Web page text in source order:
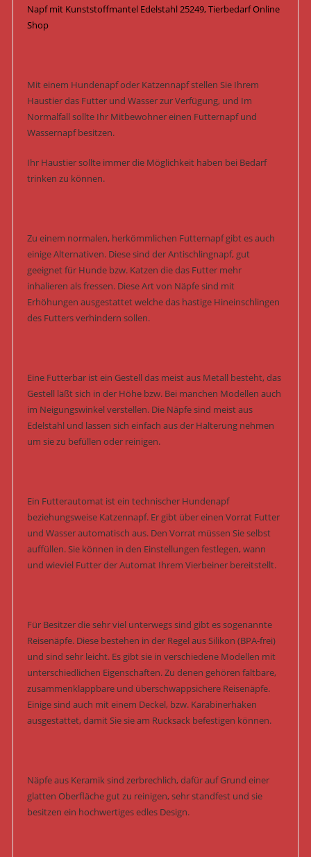
Napf mit Kunststoffmantel Edelstahl25249, Tierbedarf Online
Shop
Mit einem Hundenapf oder Katzennapf stellen Sie Ihrem
Haustier das Futter und Wasser zur Verfügung, und Im
Normalfall sollte Ihr Mitbewohner einen Futternapf und
Wassernapf besitzen.
Ihr Haustier sollte immer die Möglichkeit haben bei Bedarf
trinken zu können.
Zu einem normalen, herkömmlichen Futternapf gibt es auch
einige Alternativen. Diese sind der Antischlingnapf, gut
geeignet für Hunde bzw. Katzen die das Futter mehr
inhalieren als fressen. Diese Art von Näpfe sind mit
Erhöhungen ausgestattet welche das hastige Hineinschlingen
des Futters verhindern sollen.
Eine Futterbar ist ein Gestell das meist aus Metall besteht, das
Gestell läßt sich in der Höhe bzw. Bei manchen Modellen auch
im Neigungswinkel verstellen. Die Näpfe sind meist aus
Edelstahl und lassen sich einfach aus der Halterung nehmen
um sie zu befüllen oder reinigen.
Ein Futterautomat ist ein technischer Hundenapf
beziehungsweise Katzennapf. Er gibt über einen Vorrat Futter
und Wasser automatisch aus. Den Vorrat müssen Sie selbst
auffüllen. Sie können in den Einstellungen festlegen, wann
und wieviel Futter der Automat Ihrem Vierbeiner bereitstellt.
Für Besitzer die sehr viel unterwegs sind gibt es sogenannte
Reisenäpfe. Diese bestehen in der Regel aus Silikon (BPA-frei)
und sind sehr leicht. Es gibt sie in verschiedene Modellen mit
unterschiedlichen Eigenschaften. Zu denen gehören faltbare,
zusammenklappbare und überschwappsichere Reisenäpfe.
Einige sind auch mit einem Deckel, bzw. Karabinerhaken
ausgestattet, damit Sie sie am Rucksack befestigen können.
Näpfe aus Keramik sind zerbrechlich, dafür auf Grund einer
glatten Oberfläche gut zu reinigen, sehr standfest und sie
besitzen ein hochwertiges edles Design.